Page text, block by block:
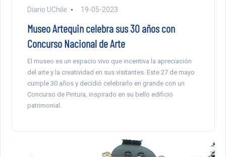
Diario UChile 19-05-2023
Museo Artequin celebra sus 30 años con
Concurso Nacional de Arte
El museo es un espacio vivo que incentiva la apreciación
del arte y la creatividad en sus visitantes. Este 27 de mayo
cumple 30 años y decidió celebrarlo en grande con un
Concurso de Pintura, inspirado en su bello edificio
patrimonial.